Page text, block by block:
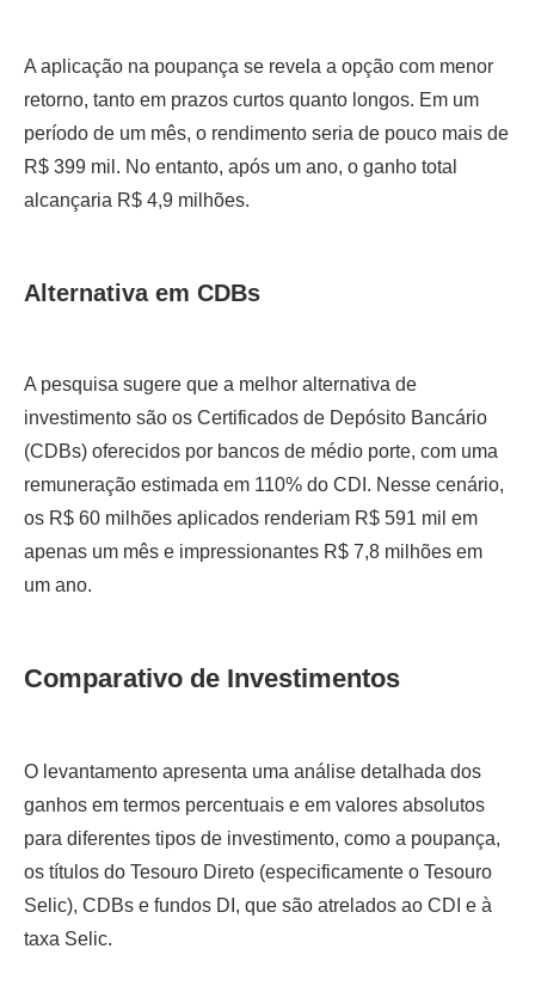
A aplicação na poupança se revela a opção com menor
retorno, tanto em prazos curtos quanto longos. Em um
período de um mês, o rendimento seria de pouco mais de
R$ 399 mil. No entanto, após um ano, o ganho total
alcançaria R$ 4,9 milhões.
Alternativa em CDBs
A pesquisa sugere que a melhor alternativa de
investimento são os Certificados de Depósito Bancário
(CDBs) oferecidos por bancos de médio porte, com uma
remuneração estimada em 110% do CDI. Nesse cenário,
os R$ 60 milhões aplicados renderiam R$ 591 mil em
apenas um mês e impressionantes R$ 7,8 milhões em
um ano.
Comparativo de Investimentos
O levantamento apresenta uma análise detalhada dos
ganhos em termos percentuais e em valores absolutos
para diferentes tipos de investimento, como a poupança,
os títulos do Tesouro Direto (especificamente o Tesouro
Selic), CDBs e fundos DI, que são atrelados ao CDI e à
taxa Selic.